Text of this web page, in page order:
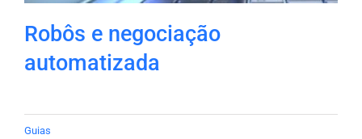
Robôs e negociação
automatizada
Guias